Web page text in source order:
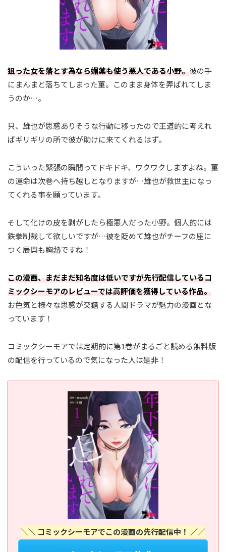
狙った女を落とす為なら媚薬も使う悪人である小野。彼の手
にまんまと落ちてしまった菫。このまま身体を弄ばれてしま
うのか…。
只、雄也が思惑ありそうな行動に移ったので王道的に考えれ
ばギリギリの所で彼が助けに来てくれるはず。
こういった緊張の瞬間ってドキドキ、ワクワクしますよね。菫
の運命は次巻へ持ち越しとなりますが…雄也が救世主になっ
てくれる事を願っています。
そして化けの皮を剥がしたら極悪人だった小野。個人的には
鉄拳制裁して欲しいですが…彼を貶めて雄也がチーフの座に
つく展開も胸熱ですね！
この漫画、まだまだ知名度は低いですが先行配信しているコ
ミックシーモアのレビューでは高評価を獲得している作品。
お色気と様々な思惑が交錯する人間ドラマが魅力の漫画とな
っています！
コミックシーモアでは定期的に第1巻がまるごと読める無料版
の配信を行っているので気になった人は是非！
＼＼ コミックシーモアでこの漫画の先行配信中！ ／／